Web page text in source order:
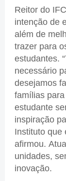
Reitor do
intenção de
além de
trazer para
estudantes.
necessário
desejamos
famílias
estudante
inspiração
Instituto que
afirmou.
unidades,
inovação.